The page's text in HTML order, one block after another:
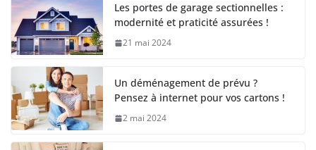
Les portes de garage sectionnelles :
modernité et praticité assurées !
21 mai 2024
Un déménagement de prévu ?
Pensez à internet pour vos cartons !
2 mai 2024